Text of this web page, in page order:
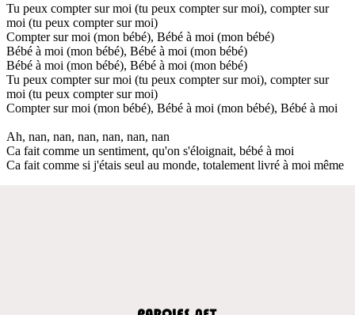
Tu peux compter sur moi (tu peux compter sur moi), compter sur
moi (tu peux compter sur moi)
Compter sur moi (mon bébé), Bébé à moi (mon bébé)
Bébé à moi (mon bébé), Bébé à moi (mon bébé)
Bébé à moi (mon bébé), Bébé à moi (mon bébé)
Tu peux compter sur moi (tu peux compter sur moi), compter sur
moi (tu peux compter sur moi)
Compter sur moi (mon bébé), Bébé à moi (mon bébé), Bébé à moi
Ah, nan, nan, nan, nan, nan, nan
Ca fait comme un sentiment, qu'on s'éloignait, bébé à moi
Ca fait comme si j'étais seul au monde, totalement livré à moi même